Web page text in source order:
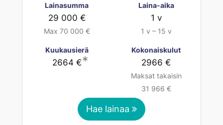
Lainasumma
29 000 €
Max 70 000 €
Laina-aika
1 v
1 v – 15 v
Kuukausierä
2664 €∗
Kokonaiskulut
2966 €
Maksat takaisin
31 966 €
Hae lainaa